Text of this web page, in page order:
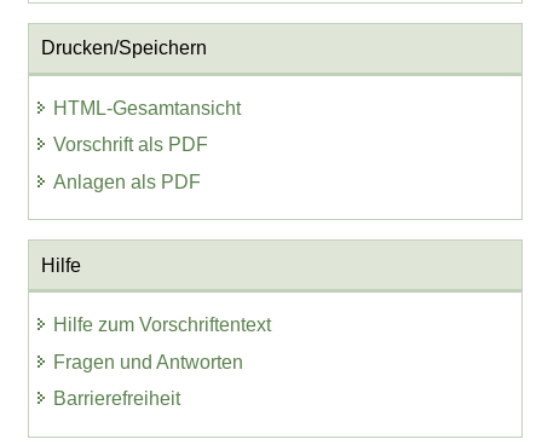
Drucken/Speichern
HTML-Gesamtansicht
Vorschrift als PDF
Anlagen als PDF
Hilfe
Hilfe zum Vorschriftentext
Fragen und Antworten
Barrierefreiheit